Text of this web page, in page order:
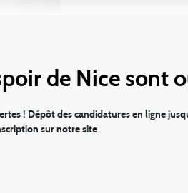
de Nice sont
! Dépôt des candidatures en ligne
sur notre site